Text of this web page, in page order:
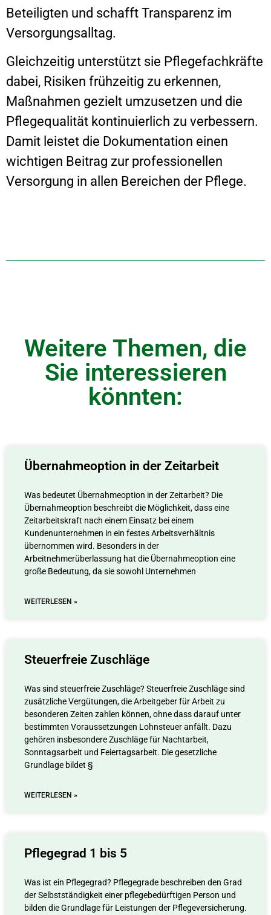
Beteiligten und schafft Transparenz im
Versorgungsalltag.
Gleichzeitig unterstützt sie Pflegefachkräfte
dabei, Risiken frühzeitig zu erkennen,
Maßnahmen gezielt umzusetzen und die
Pflegequalität kontinuierlich zu verbessern.
Damit leistet die Dokumentation einen
wichtigen Beitrag zur professionellen
Versorgung in allen Bereichen der Pflege.
Weitere Themen, die
Sie interessieren
könnten:
Übernahmeoption in der Zeitarbeit
Was bedeutet Übernahmeoption in der Zeitarbeit? Die
Übernahmeoption beschreibt die Möglichkeit, dass eine
Zeitarbeitskraft nach einem Einsatz bei einem
Kundenunternehmen in ein festes Arbeitsverhältnis
übernommen wird. Besonders in der
Arbeitnehmerüberlassung hat die Übernahmeoption eine
große Bedeutung, da sie sowohl Unternehmen
WEITERLESEN »
Steuerfreie Zuschläge
Was sind steuerfreie Zuschläge? Steuerfreie Zuschläge sind
zusätzliche Vergütungen, die Arbeitgeber für Arbeit zu
besonderen Zeiten zahlen können, ohne dass darauf unter
bestimmten Voraussetzungen Lohnsteuer anfällt. Dazu
gehören insbesondere Zuschläge für Nachtarbeit,
Sonntagsarbeit und Feiertagsarbeit. Die gesetzliche
Grundlage bildet §
WEITERLESEN »
Pflegegrad 1 bis 5
Was ist ein Pflegegrad? Pflegegrade beschreiben den Grad
der Selbstständigkeit einer pflegebedürftigen Person und
bilden die Grundlage für Leistungen der Pflegeversicherung.